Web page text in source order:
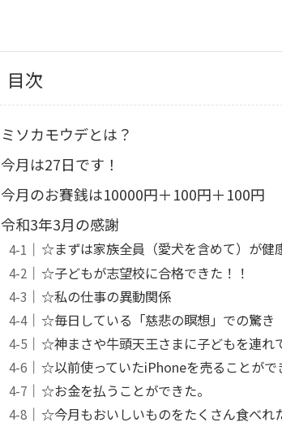
目次
ミソカモウデとは？
今月は27日です！
今月のお賽銭は10000円＋100円＋100円
令和3年3月の感謝
☆まずは家族全員（愛犬を含めて）が健
☆子どもが志望校に合格できた！！
☆私の仕事の異動関係
☆毎日している「慈悲の瞑想」での驚き
☆神まさや牛頭天王さまに子どもを連れ
☆以前使っていたiPhoneを売ることがで
☆お金を払うことができた。
☆今月もおいしいものをたくさん食べれ